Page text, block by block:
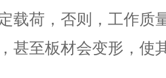
载荷，否则，工作质
甚至板材会变形，使